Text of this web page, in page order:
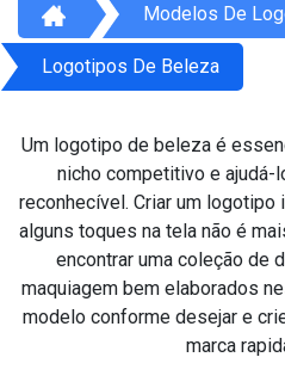
Modelos De
Logotipos De Beleza
Um logotipo de beleza é
nicho competitivo e ajudá-
reconhecível. Criar um
alguns toques na tela não é
encontrar uma coleção de
maquiagem bem elaborados
modelo conforme desejar e
marca